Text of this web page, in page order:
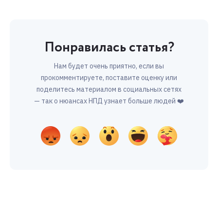
Понравилась статья?
Нам будет очень приятно, если вы
прокомментируете, поставите оценку или
поделитесь материалом в социальных сетях
— так о нюансах НПД узнает больше людей ❤️